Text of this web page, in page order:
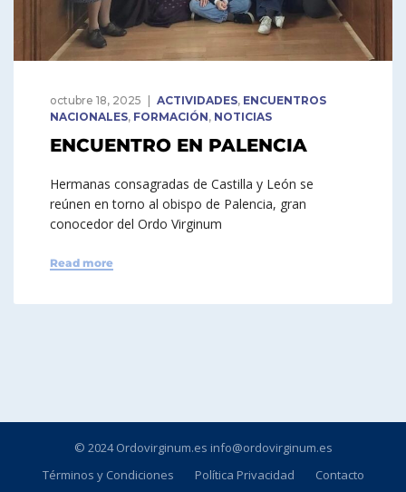
octubre 18, 2025 ACTIVIDADES, ENCUENTROS
NACIONALES, FORMACIÓN, NOTICIAS
ENCUENTRO EN PALENCIA
Hermanas consagradas de Castilla y León se
reúnen en torno al obispo de Palencia, gran
conocedor del Ordo Virginum
Read more
© 2024 Ordovirginum.es info@ordovirginum.es
Términos y Condiciones
Política Privacidad Contacto